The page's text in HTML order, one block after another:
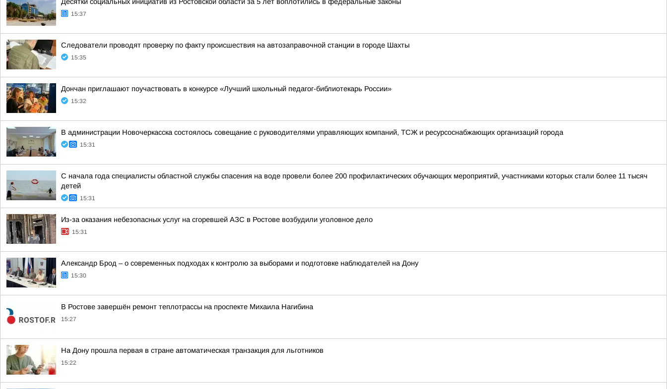
15:37
Следователи проводят проверку по факту происшествия на автозаправочной станции в городе Шахты
15:35
Дончан приглашают поучаствовать в конкурсе «Лучший школьный педагог-библиотекарь России»
15:32
В администрации Новочеркасска состоялось совещание с руководителями управляющих компаний, ТСЖ и ресурсоснабжающих организаций города
15:31
С начала года специалисты областной службы спасения на воде провели более 200 профилактических обучающих мероприятий, участниками которых стали более 11 тысяч
детей
15:31
Из-за оказания небезопасных услуг на сгоревшей АЗС в Ростове возбудили уголовное дело
15:31
Александр Брод – о современных подходах к контролю за выборами и подготовке наблюдателей на Дону
15:30
В Ростове завершён ремонт теплотрассы на проспекте Михаила Нагибина
15:27
На Дону прошла первая в стране автоматическая транзакция для льготников
15:22